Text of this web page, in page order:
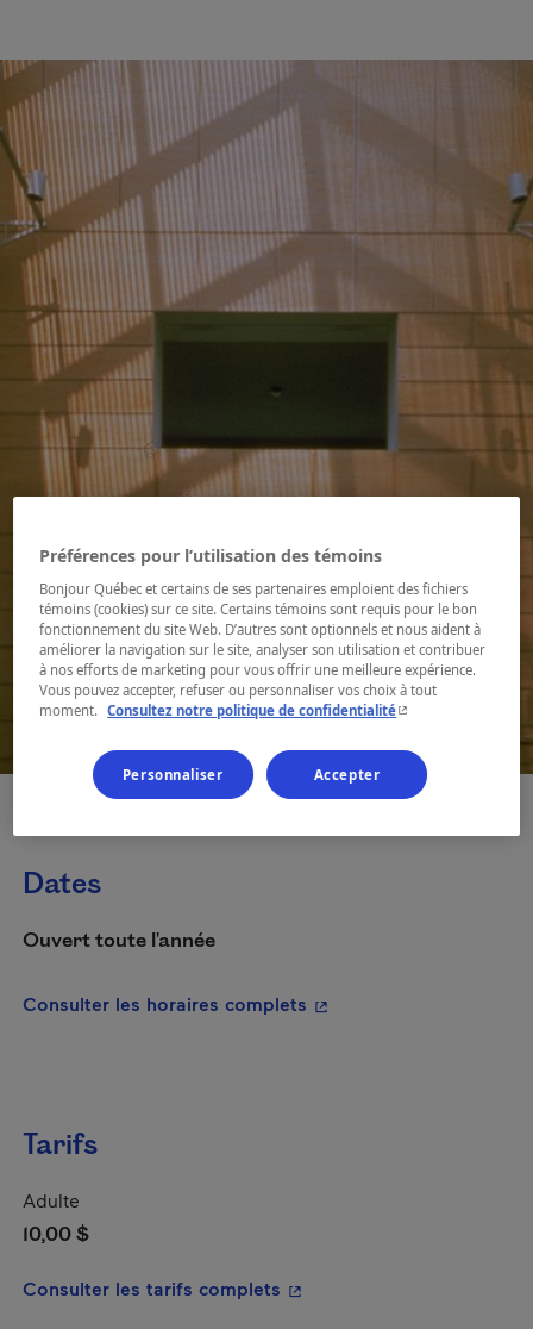
Dates
Ouvert toute l'année
Consulter les horaires complets - Cet hyperlien
Tarifs
Adulte
10,00 $
Consulter les tarifs complets - Cet hyperlien s'ouvrira
Préférences pour l’utilisation des témoins
Bonjour Québec et certains de ses partenaires emploient des fichiers
témoins (cookies) sur ce site. Certains témoins sont requis pour le bon
fonctionnement du site Web. D’autres sont optionnels et nous aident à
améliorer la navigation sur le site, analyser son utilisation et contribuer
à nos efforts de marketing pour vous offrir une meilleure expérience.
Vous pouvez accepter, refuser ou personnaliser vos choix à tout
moment.
Consultez notre politique de confidentialité- Cet hyperlien
Personnaliser Accepter